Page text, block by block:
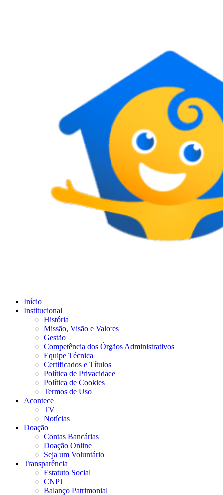
Início
Institucional
História
Missão, Visão e Valores
Gestão
Competência dos Órgãos Administrativos
Equipe Técnica
Certificados e Títulos
Política de Privacidade
Política de Cookies
Termos de Uso
Acontece
TV
Notícias
Doação
Contas Bancárias
Doação Online
Seja um Voluntário
Transparência
Estatuto Social
CNPJ
Balanço Patrimonial